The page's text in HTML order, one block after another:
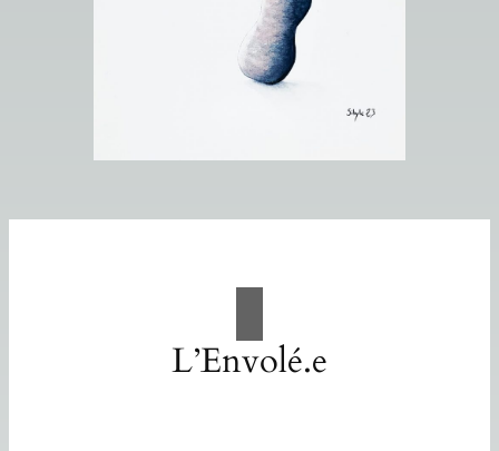
L’Envolé.e